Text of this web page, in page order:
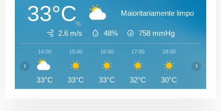
33°C Maioritariamente limpo
2.6 m/s 48% 758 mmHg
14:00
33°C
15:00
33°C
16:00
33°C
17:00
32°C
18:00
30°C
‹ ›